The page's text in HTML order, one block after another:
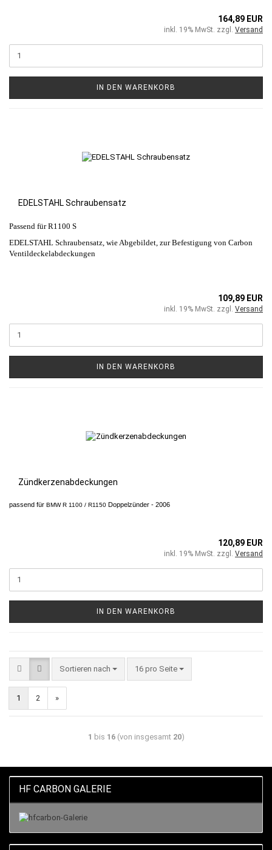
164,89 EUR
inkl. 19% MwSt. zzgl. Versand
IN DEN WARENKORB
EDELSTAHL Schraubensatz
Passend für R1100 S
EDELSTAHL Schraubensatz, wie Abgebildet, zur Befestigung von Carbon
Ventildeckelabdeckungen
109,89 EUR
inkl. 19% MwSt. zzgl. Versand
IN DEN WARENKORB
Zündkerzenabdeckungen
passend für BMW R 1100 / R1150 Doppelzünder - 2006
120,89 EUR
inkl. 19% MwSt. zzgl. Versand
IN DEN WARENKORB
Sortieren nach 16 pro Seite
1 2 »
1 bis 16(von insgesamt 20)
HF CARBON GALERIE